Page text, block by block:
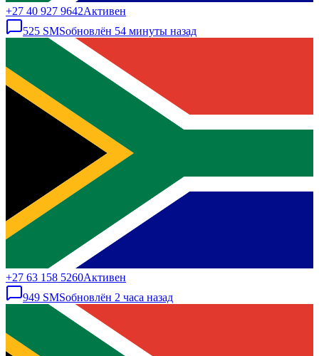
+27 40 927 9642Активен
525 SMSобновлён 54 минуты назад
+27 63 158 5260Активен
949 SMSобновлён 2 часа назад